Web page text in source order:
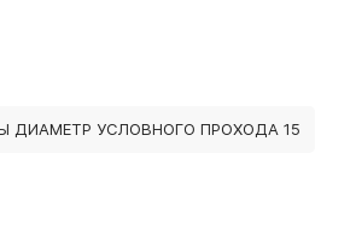
ДИАМЕТР УСЛОВНОГО ПРОХОДА 15